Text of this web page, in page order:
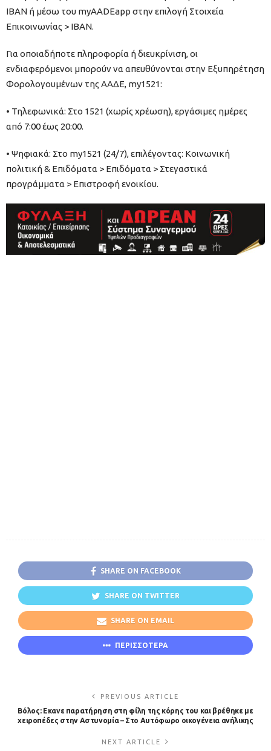
IBAN ή μέσω του myAADEapp στην επιλογή Στοιχεία
Επικοινωνίας > IBAN.
Για οποιαδήποτε πληροφορία ή διευκρίνιση, οι
ενδιαφερόμενοι μπορούν να απευθύνονται στην Εξυπηρέτηση
Φορολογουμένων της ΑΑΔΕ, my1521:
• Τηλεφωνικά: Στο 1521 (χωρίς χρέωση), εργάσιμες ημέρες
από 7:00 έως 20:00.
• Ψηφιακά: Στο my1521 (24/7), επιλέγοντας: Κοινωνική
πολιτική & Επιδόματα > Επιδόματα > Στεγαστικά
προγράμματα > Επιστροφή ενοικίου.
SHARE ON FACEBOOK
SHARE ON TWITTER
SHARE ON EMAIL
ΠΕΡΙΣΣΟΤΕΡΑ
PREVIOUS ARTICLE
Βόλος: Εκανε παρατήρηση στη φίλη της κόρης του και βρέθηκε με
χειροπέδες στην Αστυνομία – Στο Αυτόφωρο οικογένεια ανήλικης
NEXT ARTICLE